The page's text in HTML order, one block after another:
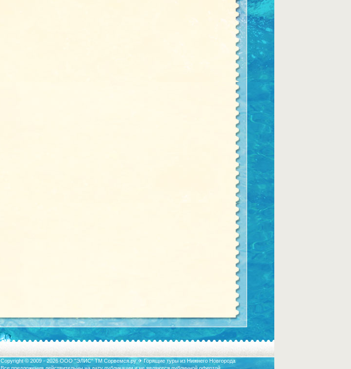
Copyright © 2009 - 2026 ООО "ЭЛИС" ТМ Сорвемся.ру ✈ Горящие туры из Нижнего Новгорода